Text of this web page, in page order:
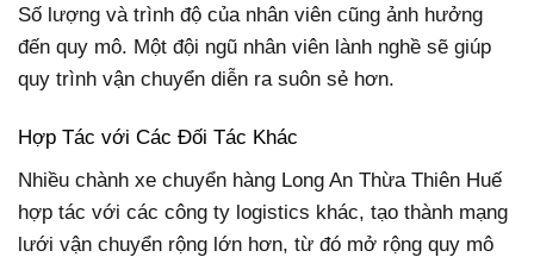
Số lượng và trình độ của nhân viên cũng ảnh hưởng
đến quy mô. Một đội ngũ nhân viên lành nghề sẽ giúp
quy trình vận chuyển diễn ra suôn sẻ hơn.
Hợp Tác với Các Đối Tác Khác
Nhiều chành xe chuyển hàng Long An Thừa Thiên Huế
hợp tác với các công ty logistics khác, tạo thành mạng
lưới vận chuyển rộng lớn hơn, từ đó mở rộng quy mô